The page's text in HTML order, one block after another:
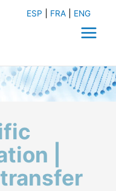
ESP FRA ENG
Main
Menu
|